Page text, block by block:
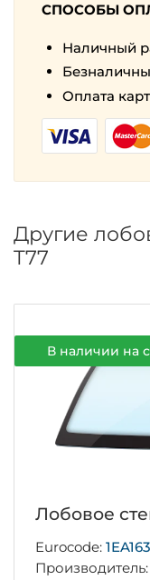
СПОСОБЫ
Наличный
Оплата
Другие
T77
В наличии на
Лобовое
Eurocode:
Производитель: